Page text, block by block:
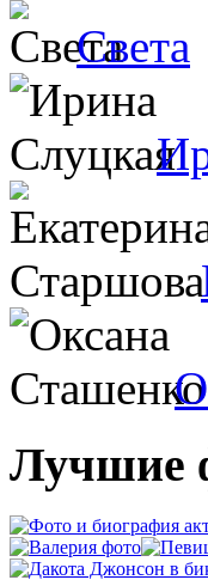
Света
Лучшие